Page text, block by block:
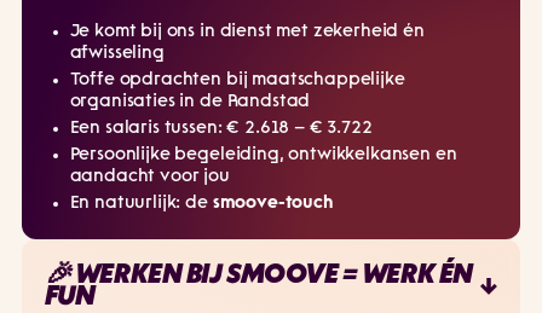
Je komt bij ons in dienst met zekerheid én
afwisseling
Toffe opdrachten bij maatschappelijke
organisaties in de Randstad
Een salaris tussen: € 2.618 – € 3.722
Persoonlijke begeleiding, ontwikkelkansen en
aandacht voor jou
En natuurlijk: de smoove-touch
🎉 WERKEN BIJ SMOOVE = WERK ÉN
FUN